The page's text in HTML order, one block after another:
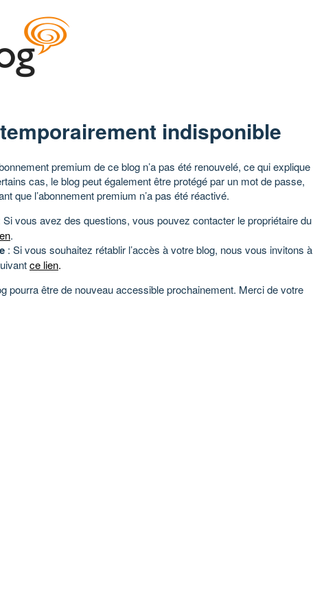
indisponible
premium de ce blog n’a pas été renouvelé, ce qui explique
cas, le blog peut également être protégé par un mot de passe,
que l’abonnement premium n’a pas été réactivé.
Si vous avez des questions, vous pouvez contacter le propriétaire du
.
: Si vous souhaitez rétablir l’accès à votre blog, nous vous invitons à
ce lien.
pourra être de nouveau accessible prochainement. Merci de votre